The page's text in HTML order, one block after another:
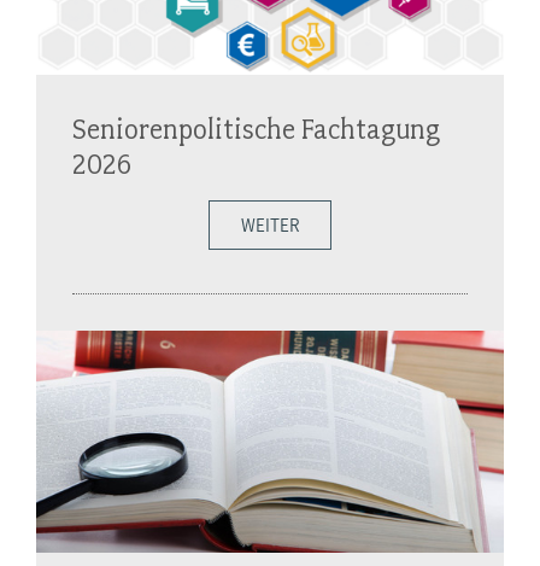
Seniorenpolitische Fachtagung
2026
WEITER